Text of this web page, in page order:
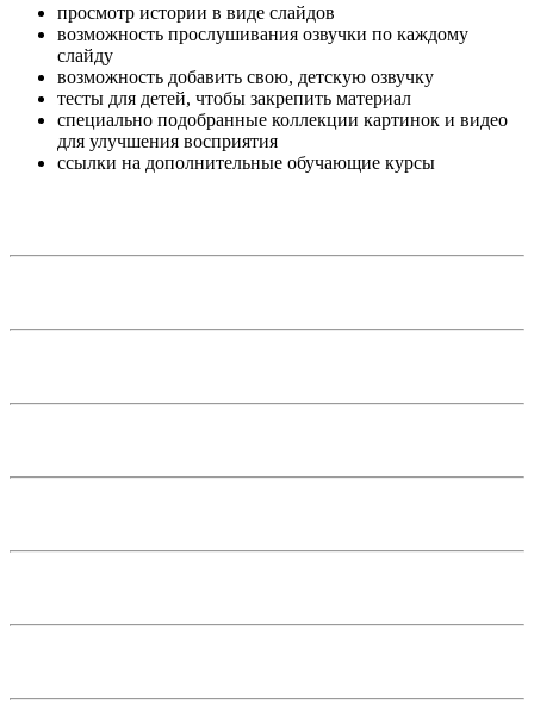
просмотр истории в виде слайдов
возможность прослушивания озвучки по каждому
слайду
возможность добавить свою, детскую озвучку
тесты для детей, чтобы закрепить материал
специально подобранные коллекции картинок и видео
для улучшения восприятия
ссылки на дополнительные обучающие курсы